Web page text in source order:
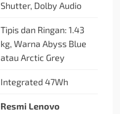
Shutter, Dolby Audio
Tipis dan Ringan: 1.43
kg, Warna Abyss Blue
atau Arctic Grey
Integrated 47Wh
Resmi Lenovo